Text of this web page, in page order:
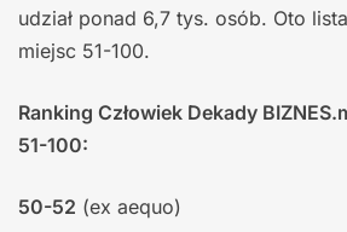
udział ponad 6,7 tys. osób. Oto
miejsc 51-100.
Ranking Człowiek Dekady
51-100:
50-52 (ex aequo)